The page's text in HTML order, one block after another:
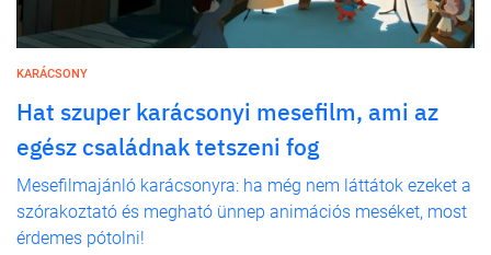
KARÁCSONY
Hat szuper karácsonyi mesefilm, ami az
egész családnak tetszeni fog
Mesefilmajánló karácsonyra: ha még nem láttátok ezeket a
szórakoztató és megható ünnep animációs meséket, most
érdemes pótolni!